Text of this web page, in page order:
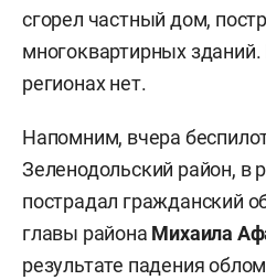
сгорел частный дом,
многоквартирных
регионах нет.
Напомним, вчера
Зеленодольский район, в
пострадал гражданский
главы района Михаила
результате падения